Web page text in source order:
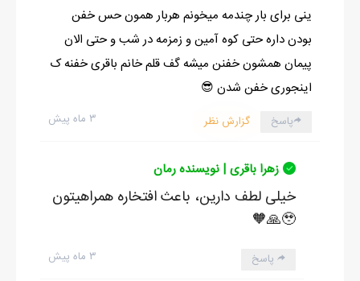
ینی برای بار چندمه میخونم هربار همون حس خفن
بودن داره حتی کوه آمین و زمزمه در شب و حتی الان
پیمان همشون خفنن میشه گف قلم خانم باقری خفنه ک
اینجوری خفن شدن 😎
۳ ماه پیش پاسخ گزارش نظر
زهرا باقری | نویسنده رمان
خیلی لطف دارین، باعث افتخاره همراهیتون
🥹🙏🧡
۳ ماه پیش پاسخ